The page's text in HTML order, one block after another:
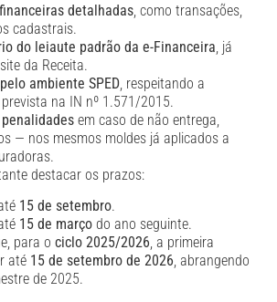
detalhadas , como transações,
cadastrais.
do leiaute padrão da e-Financeira , já
da Receita.
ambiente SPED , respeitando a
na IN nº 1.571/2015.
em caso de não entrega,
— nos mesmos moldes já aplicados a
destacar os prazos:
15 de setembro.
15 de março do ano seguinte.
para o ciclo 2025/2026, a primeira
até 15 de setembro de 2026, abrangendo
de 2025.